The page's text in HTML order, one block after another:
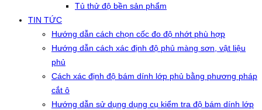
Tủ thử độ bền sản phẩm
TIN TỨC
Hướng dẫn cách chọn cốc đo độ nhớt phù hợp
Hướng dẫn cách xác định độ phủ màng sơn, vật liệu
phủ
Cách xác định độ bám dính lớp phủ bằng phương pháp
cắt ô
Hướng dẫn sử dụng dụng cụ kiểm tra độ bám dính lớp